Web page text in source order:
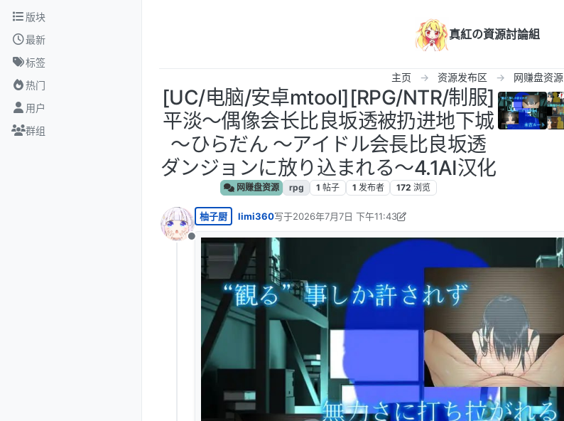
跳转至内容
版块
最新
标签
热门
用户
群组
真紅の資源討論組
主页 资源发布区 网赚盘资源
[UC/电脑/安卓mtool][RPG/NTR/制服]
平淡～偶像会长比良坂透被扔进地下城
～ひらだん ～アイドル会長比良坂透
ダンジョンに放り込まれる～4.1AI汉化
网赚盘资源 rpg 1 帖子 1 发布者 172 浏览
离线
柚子厨 limi360写于2026年7月7日 下午11:43
最后由 limi360 编辑 2026年7月7日 下午6:44